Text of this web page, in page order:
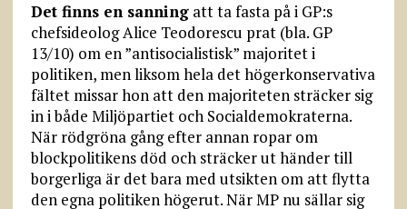
Det finns en sanningatt ta fasta på i GP:s
chefsideolog Alice Teodorescu prat (bla. GP
13/10) om en ”antisocialistisk” majoritet i
politiken, men liksom hela det högerkonservativa
fältet missar hon att den majoriteten sträcker sig
in i både Miljöpartiet och Socialdemokraterna.
När rödgröna gång efter annan ropar om
blockpolitikens död och sträcker ut händer till
borgerliga är det bara med utsikten om att flytta
den egna politiken högerut. När MP nu sällar sig